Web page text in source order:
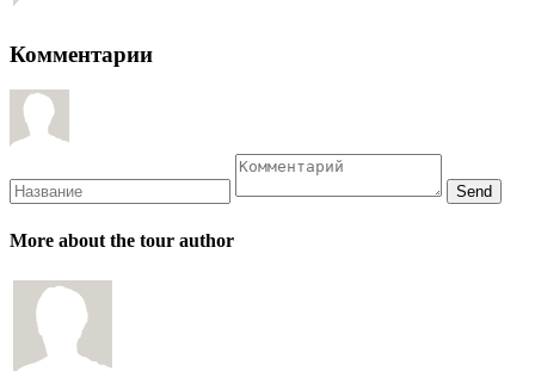
Комментарии
More about the tour author